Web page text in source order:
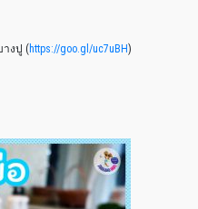
งปู (https://goo.gl/uc7uBH)